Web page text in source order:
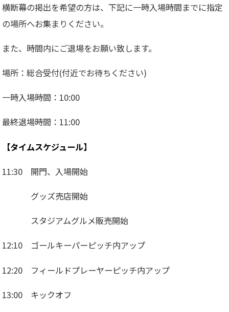
横断幕の掲出を希望の方は、下記に一時入場時間までに指定
の場所へお集まりください。
また、時間内にご退場をお願い致します。
場所：総合受付(付近でお待ちください)
一時入場時間：10:00
最終退場時間：11:00
【タイムスケジュール】
11:30 開門、入場開始
グッズ売店開始
スタジアムグルメ販売開始
12:10 ゴールキーパーピッチ内アップ
12:20 フィールドプレーヤーピッチ内アップ
13:00 キックオフ